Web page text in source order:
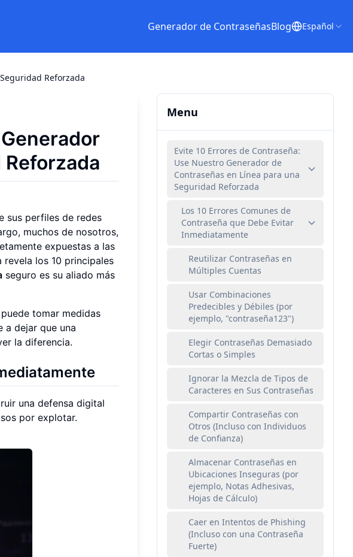
Generador de ContraseñasBlog Español
Reforzada
sus perfiles de redes
muchos de nosotros,
expuestas a las
revela los 10 principales
seguro es su aliado más
tomar medidas
a dejar que una
la diferencia.
una defensa digital
por explotar.
Menu
Evite 10 Errores de Contraseña:
Use Nuestro Generador de
Contraseñas en Línea para una
Seguridad Reforzada
Los 10 Errores Comunes de
Contraseña que Debe Evitar
Inmediatamente
Reutilizar Contraseñas en
Múltiples Cuentas
Usar Combinaciones
Predecibles y Débiles (por
ejemplo, "contraseña123")
Elegir Contraseñas Demasiado
Cortas o Simples
Ignorar la Mezcla de Tipos de
Caracteres en Sus Contraseñas
Compartir Contraseñas con
Otros (Incluso con Individuos
de Confianza)
Almacenar Contraseñas en
Ubicaciones Inseguras (por
ejemplo, Notas Adhesivas,
Hojas de Cálculo)
Caer en Intentos de Phishing
(Incluso con una Contraseña
Fuerte)